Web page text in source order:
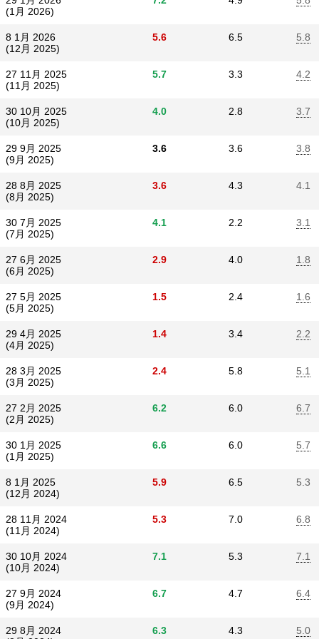
(1月 2026)
8 1月 2026
(12月 2025)
5.6 6.5 5.8
27 11月 2025
(11月 2025)
5.7 3.3 4.2
30 10月 2025
(10月 2025)
4.0 2.8 3.7
29 9月 2025
(9月 2025)
3.6 3.6 3.8
28 8月 2025
(8月 2025)
3.6 4.3 4.1
30 7月 2025
(7月 2025)
4.1 2.2 3.1
27 6月 2025
(6月 2025)
2.9 4.0 1.8
27 5月 2025
(5月 2025)
1.5 2.4 1.6
29 4月 2025
(4月 2025)
1.4 3.4 2.2
28 3月 2025
(3月 2025)
2.4 5.8 5.1
27 2月 2025
(2月 2025)
6.2 6.0 6.7
30 1月 2025
(1月 2025)
6.6 6.0 5.7
8 1月 2025
(12月 2024)
5.9 6.5 5.3
28 11月 2024
(11月 2024)
5.3 7.0 6.8
30 10月 2024
(10月 2024)
7.1 5.3 7.1
27 9月 2024
(9月 2024)
6.7 4.7 6.4
29 8月 2024
6.3 4.3 5.0